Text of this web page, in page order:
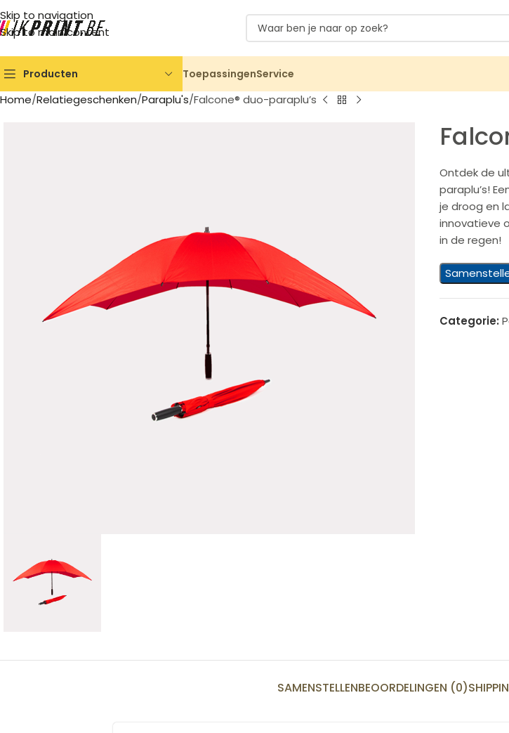
Skip to navigation
Skip to main content
Producten ToepassingenService
Home Relatiegeschenken Paraplu's Falcone® duo-paraplu’s
Ontdek de
paraplu’s!
je droog en
innovatieve
in de regen!
Categorie:
SAMENSTELLENBEOORDELINGEN (0)